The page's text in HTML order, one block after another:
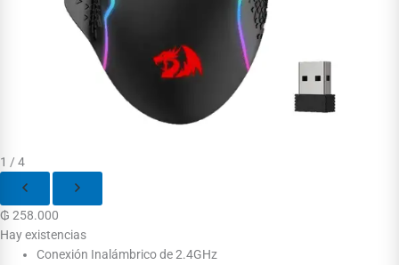
1 / 4
₲ 258.000
Hay existencias
Conexión Inalámbrico de 2.4GHz